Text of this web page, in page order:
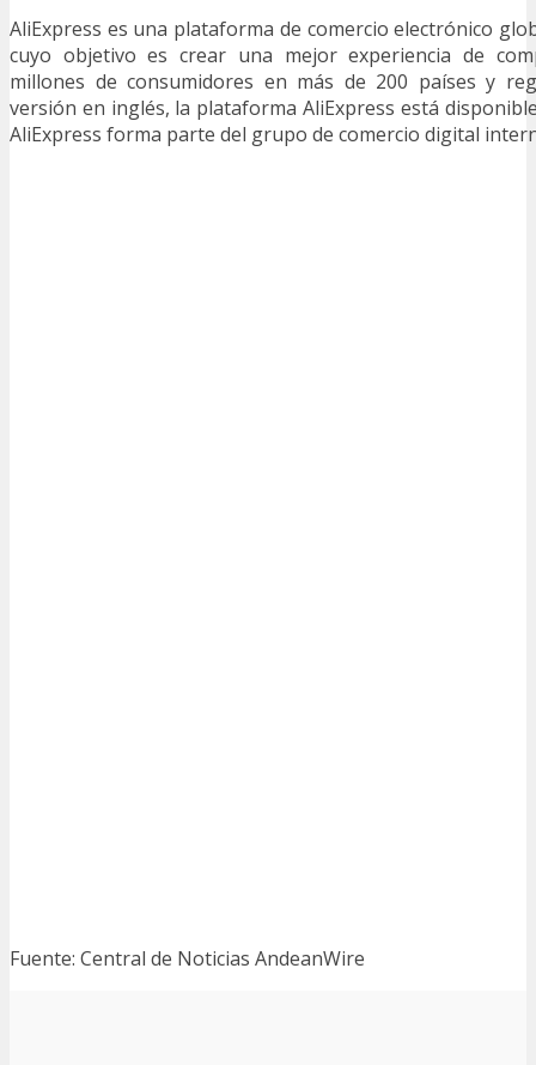
AliExpress es una plataforma de comercio electrónico
cuyo objetivo es crear una mejor experiencia de
millones de consumidores en más de 200 países y
versión en inglés, la plataforma AliExpress está
AliExpress forma parte del grupo de comercio digital
Fuente: Central de Noticias AndeanWire